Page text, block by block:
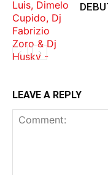
LEAVE A REPLY